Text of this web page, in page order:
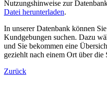
Nutzungshinweise zur
Datei herunterladen.
In unserer Datenbank können
Kundgebungen suchen. Dazu
und Sie bekommen eine
geziehlt nach einem Ort über die
Zurück